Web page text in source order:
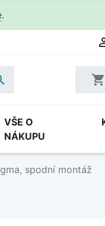
.
shopping_cart
VŠE O
NÁKUPU
spodní montáž